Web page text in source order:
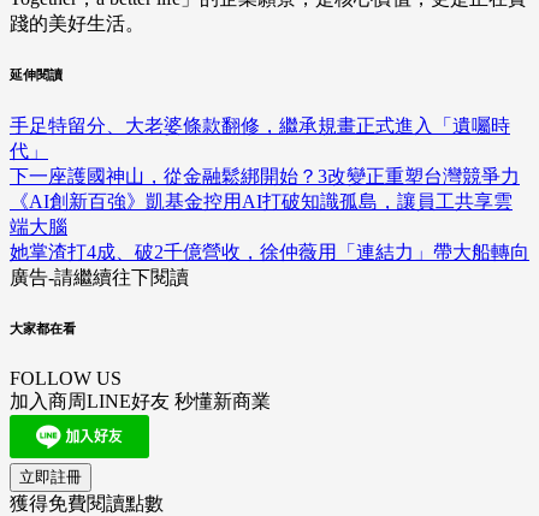
踐的美好生活。
延伸閱讀
手足特留分、大老婆條款翻修，繼承規畫正式進入「遺囑時
代」
下一座護國神山，從金融鬆綁開始？3改變正重塑台灣競爭力
《AI創新百強》凱基金控用AI打破知識孤島，讓員工共享雲
端大腦
她掌渣打4成、破2千億營收，徐仲薇用「連結力」帶大船轉向
廣告-請繼續往下閱讀
大家都在看
FOLLOW US
加入商周LINE好友 秒懂新商業
立即註冊
獲得免費閱讀點數